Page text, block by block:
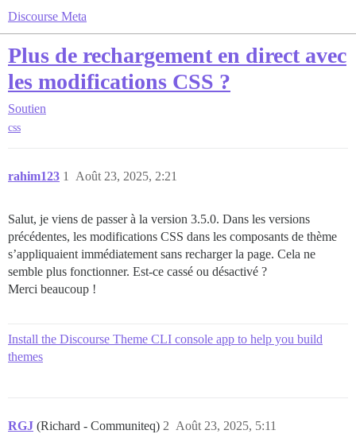
Discourse Meta
Plus de rechargement en direct avec
les modifications CSS ?
Soutien
css
rahim123 Août 23, 2025, 2:21
1
Salut, je viens de passer à la version 3.5.0. Dans les versions
précédentes, les modifications CSS dans les composants de thème
s’appliquaient immédiatement sans recharger la page. Cela ne
semble plus fonctionner. Est-ce cassé ou désactivé ?
Merci beaucoup !
Install the Discourse Theme CLI console app to help you build
themes
RGJ (Richard - Communiteq) Août 23, 2025, 5:11
2